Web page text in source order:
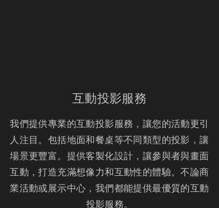
互動投影服務
我們提供專業的互動投影服務，讓您的活動更引
人注目。包括地面和餐桌等不同類型的投影，讓
場景更豐富。提供客製化設計，讓參與者與畫面
互動，打造充滿想像力和互動性的體驗。不論商
業活動或展示中心，我們都能提供最優質的互動
投影服務。